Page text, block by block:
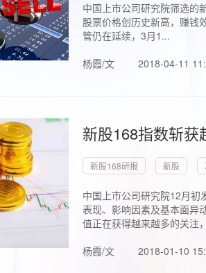
中国上市公司研究院筛选的
股票价格创历史新高，赚钱
管仍在延续，3月1...
杨霞/文
2018-04-11
新股168指数斩
新股168研报 新股
中国上市公司研究院12月初
表现、影响因素及基本面异
值正在获得越来越多的关注
杨霞/文
2018-01-10